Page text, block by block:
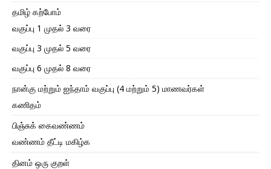
தமிழ் கற்போம்
வகுப்பு 1 முதல் 3 வரை
வகுப்பு 3 முதல் 5 வரை
வகுப்பு 6 முதல் 8 வரை
நான்கு மற்றும் ஐந்தாம் வகுப்பு (4 மற்றும் 5) மாணவர்கள்
கணிதம்
பிஞ்சுக் கைவண்ணம்
வண்ணம் தீட்டி மகிழ்க
தினம் ஒரு குறள்